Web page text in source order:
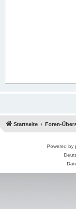
Startseite Foren-
Powered by